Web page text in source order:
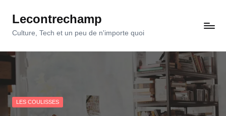
SkipLecontrechamp
Culture, Tech et un peu de n'importe quoi
Posted
LES COULISSES